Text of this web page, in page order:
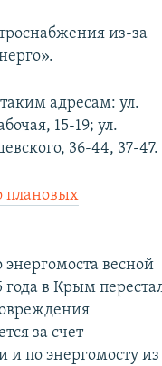
из-за
адресам: ул.
15-19; ул.
36-44, 37-47.
плановых
весной
года в Крым
за счет
и по энергомосту из